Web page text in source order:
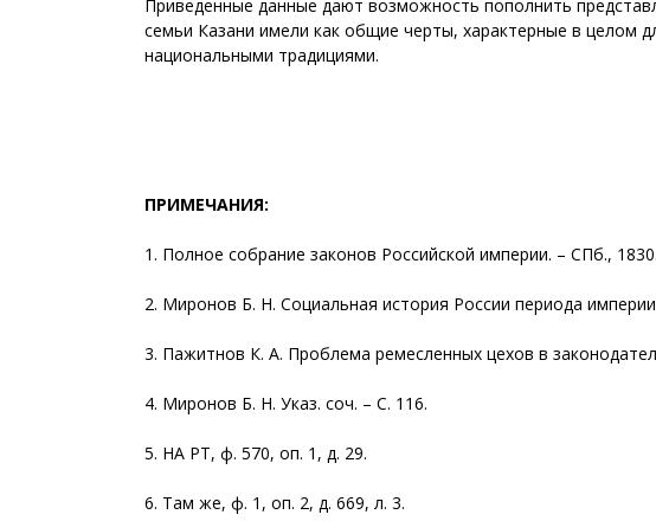
Приведенные данные дают возможность пополнить
семьи Казани имели как общие черты, характерные в целом
национальными традициями.
ПРИМЕЧАНИЯ:
1. Полное собрание законов Российской империи. – СПб.,
2. Миронов Б. Н. Социальная история России периода
3. Пажитнов К. А. Проблема ремесленных цехов в
4. Миронов Б. Н. Указ. соч. – С. 116.
5. НА РТ, ф. 570, оп. 1, д. 29.
6. Там же, ф. 1, оп. 2, д. 669, л. 3.